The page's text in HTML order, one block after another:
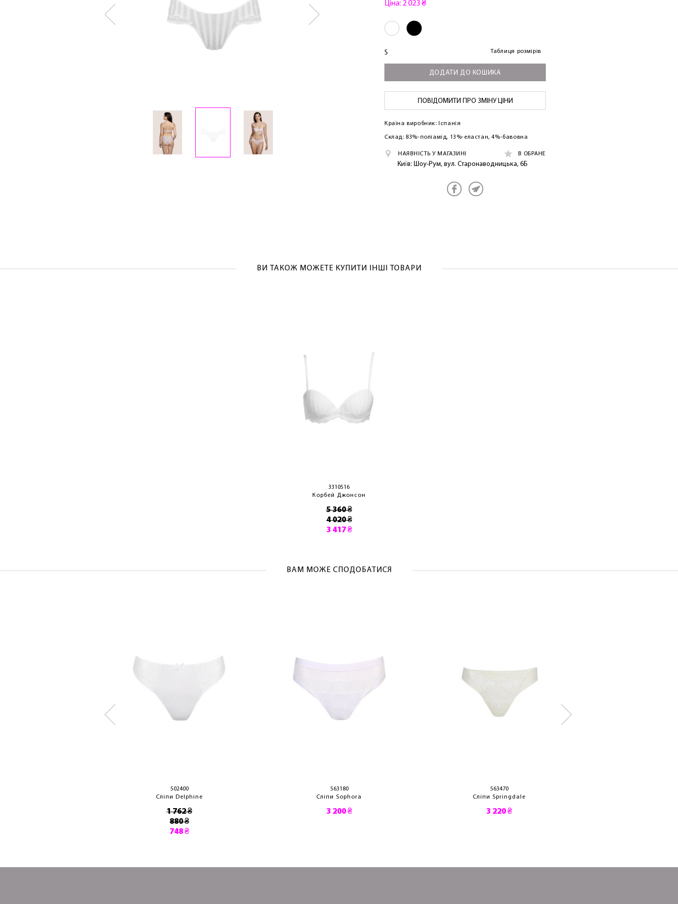
Ціна: 2 023 ₴
S Таблиця розмірів
ДОДАТИ ДО КОШИКА
ПОВІДОМИТИ ПРО ЗМІНУ ЦІНИ
Країна виробник: Іспанія
Склад: 83%-поліамід, 13%-еластан, 4%-бавовна
НАЯВНІСТЬ У МАГАЗИНІ В ОБРАНЕ
Київ: Шоу-Рум, вул. Старонаводницька, 6Б
ВИ ТАКОЖ МОЖЕТЕ КУПИТИ ІНШІ ТОВАРИ
3310516
Корбей Джонсон
5 360 ₴
4 020 ₴
3 417 ₴
ВАМ МОЖЕ СПОДОБАТИСЯ
502400
Сліпи Delphine
1 762 ₴
880 ₴
748 ₴
563180
Сліпи Sophora
3 200 ₴
563470
Сліпи Springdale
3 220 ₴
ЛАСКАВО ПРОСИМО ДО NOSOVSKI.COM! ПРИЙМІТЬ ВІД